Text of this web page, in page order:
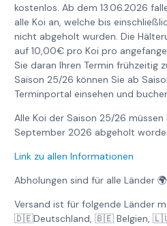
kostenlos. Ab dem 13.06.2026
alle Koi an, welche bis
nicht abgeholt wurden. Die
auf 10,00€ pro Koi pro
Sie daran Ihren Termin frühzeitig
Saison 25/26 können Sie ab
Terminportal einsehen und
Alle Koi der Saison 25/26
September 2026 abgeholt
Link zu allen Informationen
Abholungen sind für alle Länder
Versand ist für folgende Länder
🇩🇪Deutschland, 🇧🇪 Belgien,